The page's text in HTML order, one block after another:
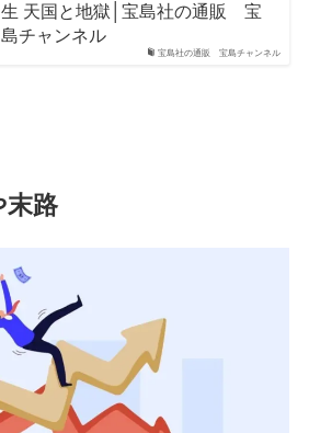
宝島社の通販 宝島チャンネル
生 天国と地獄│宝島社の通販 宝
島チャンネル
末路